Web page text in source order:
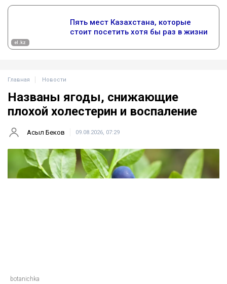
Главная Новости
Названы ягоды, снижающие
плохой холестерин и воспаление
Асыл Беков 09.08.2026, 07:29
botanichka